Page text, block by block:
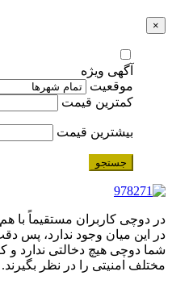
×
آگهی ویژه
موقعیت
کمترین قیمت
بیشترین قیمت
جستجو
در دوچی کاربران مستقیماً با
در این میان وجود ندارد، پس
شما دوچی هیچ دخالتی ندارد و
مختلف امنیتی را در نظر بگیرند.